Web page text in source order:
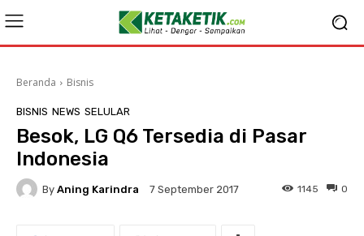
Beranda Bisnis
BISNIS NEWS SELULAR
Besok, LG Q6 Tersedia di Pasar
Indonesia
By Aning Karindra 7 September 2017 0
1145